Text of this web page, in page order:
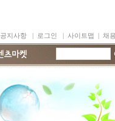
공지사항 로그인 사이트맵 채